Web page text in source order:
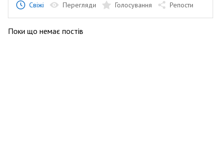
Свіжі Перегляди Голосування Репости
Поки що немає постів